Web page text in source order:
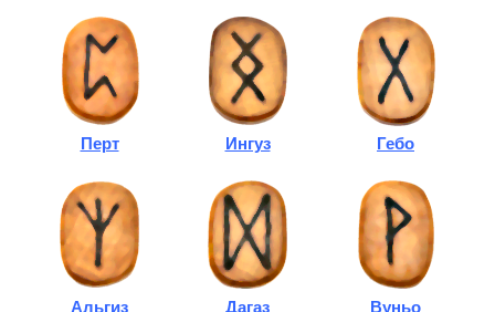
Перт Ингуз Гебо
Альгиз Дагаз Вуньо